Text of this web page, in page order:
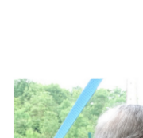
Branding
ARMCHAIR